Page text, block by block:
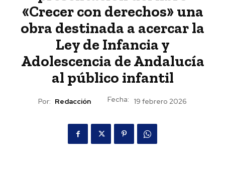
«Crecer con derechos» una
obra destinada a acercar la
Ley de Infancia y
Adolescencia de Andalucía
al público infantil
Por: Redacción Fecha: 19 febrero 2026